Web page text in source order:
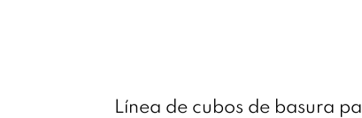
Línea de cubos de basura